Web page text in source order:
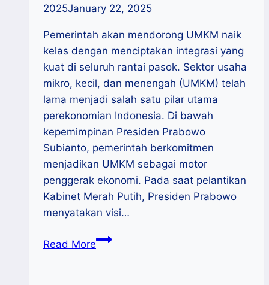
2025January 22, 2025
Pemerintah akan mendorong UMKM naik
kelas dengan menciptakan integrasi yang
kuat di seluruh rantai pasok. Sektor usaha
mikro, kecil, dan menengah (UMKM) telah
lama menjadi salah satu pilar utama
perekonomian Indonesia. Di bawah
kepemimpinan Presiden Prabowo
Subianto, pemerintah berkomitmen
menjadikan UMKM sebagai motor
penggerak ekonomi. Pada saat pelantikan
Kabinet Merah Putih, Presiden Prabowo
menyatakan visi…
Read MoreUMKM